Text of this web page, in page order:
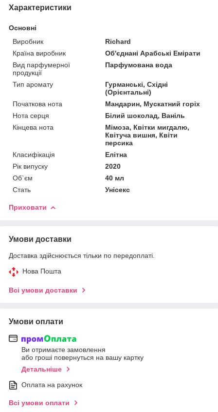
Характеристики
Основні
Виробник
Richard
Країна виробник
Об'єднані Арабські Емірати
Вид парфумерної
продукції
Парфумована вода
Тип аромату
Гурманські, Східні
(Орієнтальні)
Початкова нота
Мандарин, Мускатний горіх
Нота серця
Білий шоколад, Ваніль
Кінцева нота
Мімоза, Квітки мигдалю,
Квітуча вишня, Квіти
персика
Класифікація
Елітна
Рік випуску
2020
Об`єм
40 мл
Стать
Унісекс
Приховати
Умови доставки
Доставка здійснюється тільки по передоплаті.
Нова Пошта
Всі умови доставки
Умови оплати
Ви отримаєте замовлення
або гроші повернуться на вашу картку
Детальніше
Оплата на рахунок
Всі умови оплати